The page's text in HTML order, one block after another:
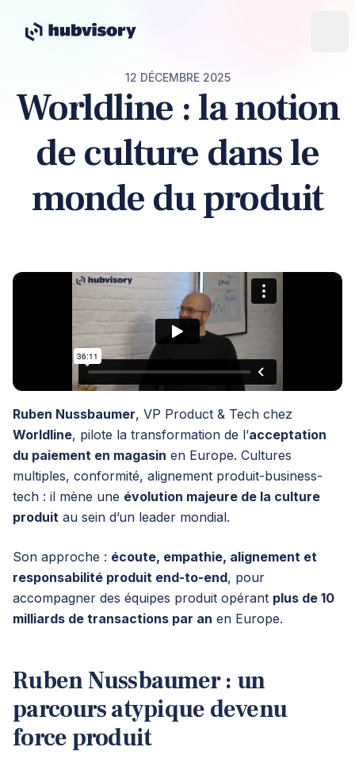
12 DÉCEMBRE 2025
Worldline : la notion
de culture dans le
monde du produit
Ruben Nussbaumer, VP Product & Tech chez
Worldline, pilote la transformation de l’acceptation
du paiement en magasin en Europe. Cultures
multiples, conformité, alignement produit-business-
tech : il mène une évolution majeure de la culture
produit au sein d’un leader mondial.
Son approche : écoute, empathie, alignement et
responsabilité produit end-to-end, pour
accompagner des équipes produit opérant plus de 10
milliards de transactions par an en Europe.
Ruben Nussbaumer : un
parcours atypique devenu
force produit